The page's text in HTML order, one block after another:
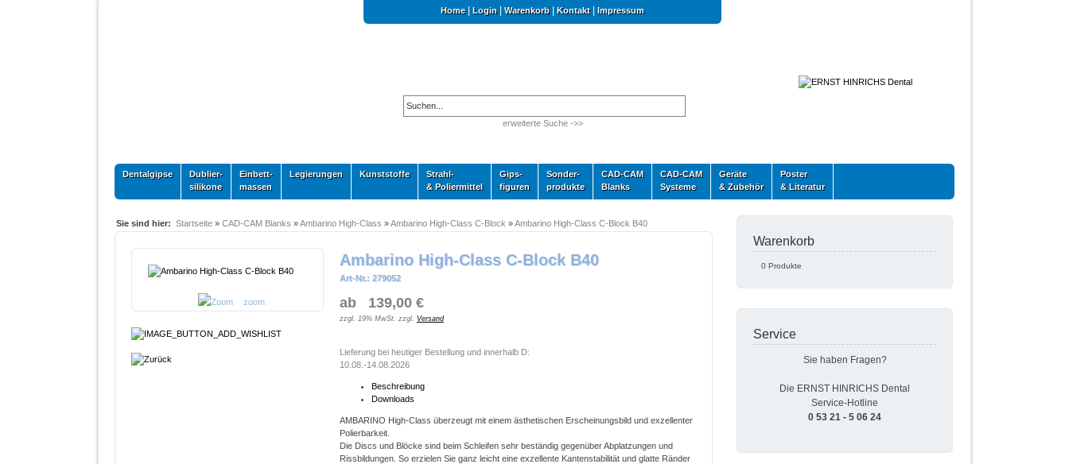
Home| Login Warenkorb| Kontakt| Impressum
erweiterte Suche ->>
Dentalgipse
Dublier-
silikone
Einbett-
massen
Legierungen Kunststoffe
Strahl-
& Poliermittel
Gips-
figuren
Sonder-
produkte
CAD-CAM
Blanks
CAD-CAM
Systeme
Geräte
& Zubehör
Poster
& Literatur
Sie sind hier: Startseite » CAD-CAM Blanks »Ambarino High-Class »Ambarino High-Class C-Block »Ambarino High-Class C-Block B40
zoom
Ambarino High-Class C-Block B40
Art-Nr.: 279052
ab 139,00 €
zzgl. 19% MwSt. zzgl. Versand
Lieferung bei heutiger Bestellung und innerhalb D:
10.08.-14.08.2026
Beschreibung
Downloads
AMBARINO High-Class überzeugt mit einem ästhetischen Erscheinungsbild und exzellenter
Polierbarkeit.
Die Discs und Blöcke sind beim Schleifen sehr beständig gegenüber Abplatzungen und
Rissbildungen. So erzielen Sie ganz leicht eine exzellente Kantenstabilität und glatte Ränder
Warenkorb
0 Produkte
Service
Sie haben Fragen?
Die ERNST HINRICHS Dental
Service-Hotline
0 53 21 - 5 06 24